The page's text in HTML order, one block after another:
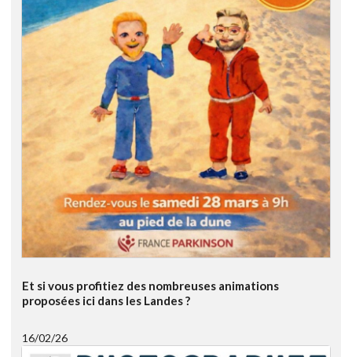
Et si vous profitiez des nombreuses animations
proposées ici dans les Landes ?
16/02/26